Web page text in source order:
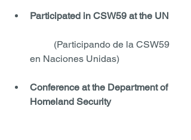
Participated in CSW59 at the UN
en Naciones Unidas)
Conference at the Department of
Homeland Security